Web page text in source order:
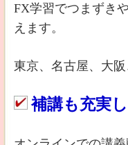
FX学習でつまずき
えます。
東京、名古屋、大
補講も充実